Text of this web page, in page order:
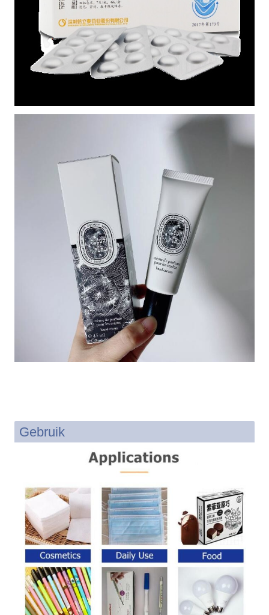
Gebruik